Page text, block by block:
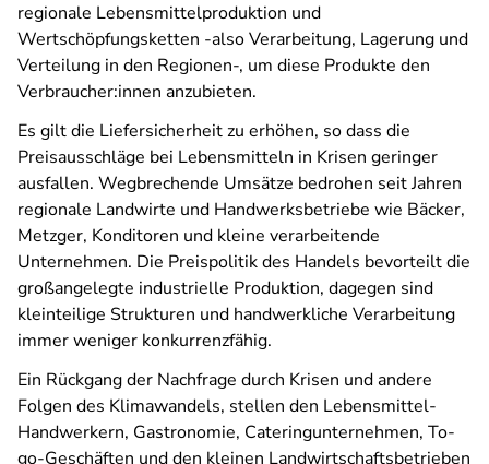
regionale Lebensmittelproduktion und
Wertschöpfungsketten -also Verarbeitung, Lagerung und
Verteilung in den Regionen-, um diese Produkte den
Verbraucher:innen anzubieten.
Es gilt die Liefersicherheit zu erhöhen, so dass die
Preisausschläge bei Lebensmitteln in Krisen geringer
ausfallen. Wegbrechende Umsätze bedrohen seit Jahren
regionale Landwirte und Handwerksbetriebe wie Bäcker,
Metzger, Konditoren und kleine verarbeitende
Unternehmen. Die Preispolitik des Handels bevorteilt die
großangelegte industrielle Produktion, dagegen sind
kleinteilige Strukturen und handwerkliche Verarbeitung
immer weniger konkurrenzfähig.
Ein Rückgang der Nachfrage durch Krisen und andere
Folgen des Klimawandels, stellen den Lebensmittel-
Handwerkern, Gastronomie, Cateringunternehmen, To-
go-Geschäften und den kleinen Landwirtschaftsbetrieben